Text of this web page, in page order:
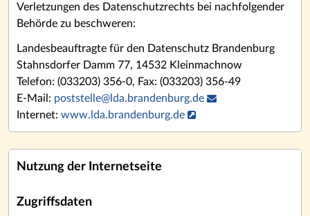
Verletzungen des Datenschutzrechts bei nachfolgender
Behörde zu beschweren:
Landesbeauftragte für den Datenschutz Brandenburg
Stahnsdorfer Damm 77, 14532 Kleinmachnow
Telefon: (033203) 356-0, Fax: (033203) 356-49
E-Mail: poststelle@ lda.brandenburg.de
Internet: www.lda.brandenburg.de
Nutzung der Internetseite
Zugriffsdaten